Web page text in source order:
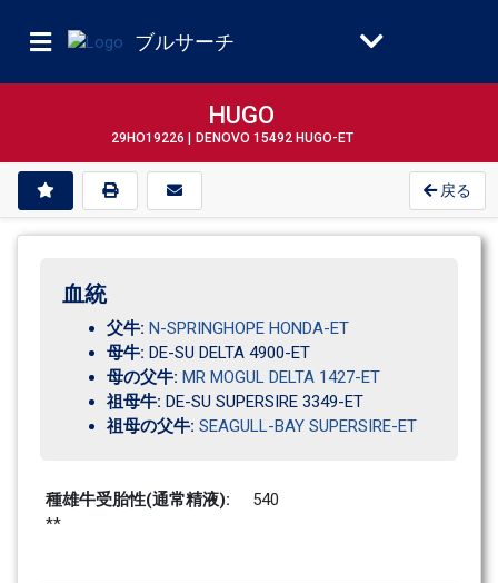
ブルサーチ
HUGO
29HO19226 | DENOVO 15492 HUGO-ET
戻る
血統
父牛: N-SPRINGHOPE HONDA-ET
母牛: DE-SU DELTA 4900-ET
母の父牛: MR MOGUL DELTA 1427-ET
祖母牛: DE-SU SUPERSIRE 3349-ET
祖母の父牛: SEAGULL-BAY SUPERSIRE-ET
種雄牛受胎性(通常精液):
**
540